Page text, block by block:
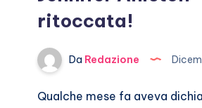
ritoccata!
Da Redazione
Qualche mese fa aveva